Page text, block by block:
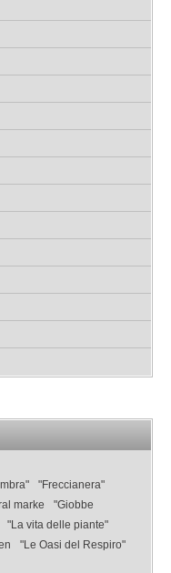
"Freccianera"
marke
"Giobbe
"La vita delle piante"
"Le Oasi del Respiro"